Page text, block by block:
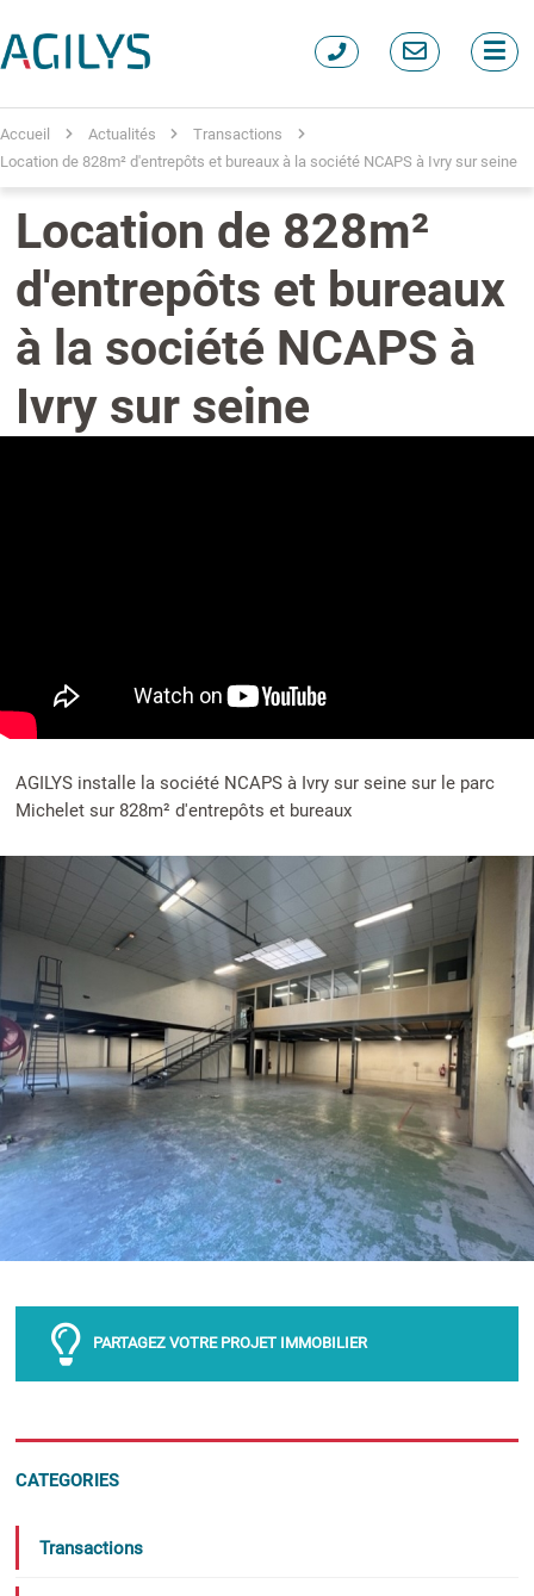
Accueil Actualités
Transactions
Location de 828m² d'entrepôts et bureaux à la société NCAPS à Ivry sur seine
Location de 828m²
d'entrepôts et bureaux
à la société NCAPS à
Ivry sur seine
AGILYS installe la société NCAPS à Ivry sur seine sur le parc
Michelet sur 828m² d'entrepôts et bureaux
PARTAGEZ VOTRE PROJET IMMOBILIER
CATEGORIES
Transactions